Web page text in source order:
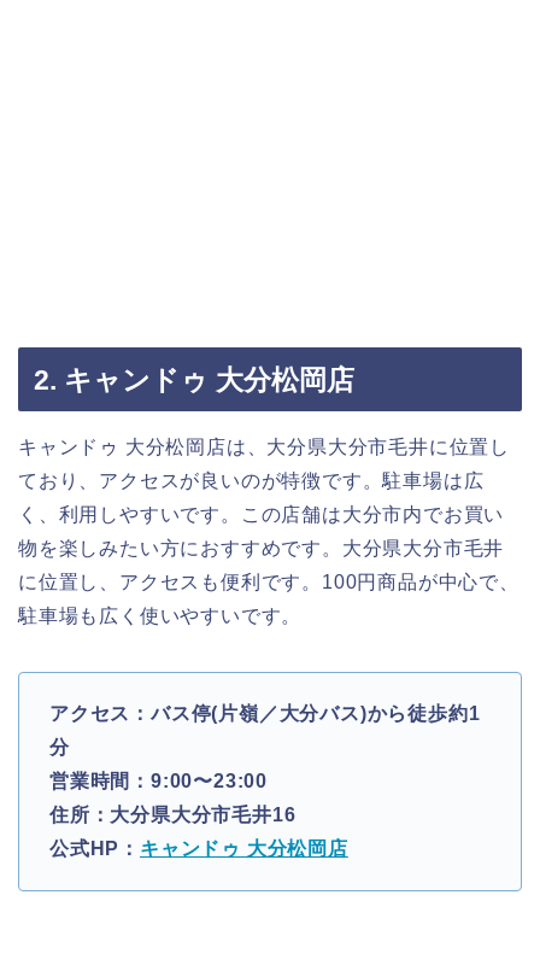
2. キャンドゥ 大分松岡店
キャンドゥ 大分松岡店は、大分県大分市毛井に位置し
ており、アクセスが良いのが特徴です。駐車場は広
く、利用しやすいです。この店舗は大分市内でお買い
物を楽しみたい方におすすめです。大分県大分市毛井
に位置し、アクセスも便利です。100円商品が中心で、
駐車場も広く使いやすいです。
アクセス：バス停(片嶺／大分バス)から徒歩約1
分
営業時間：9:00〜23:00
住所：大分県大分市毛井16
公式HP： キャンドゥ 大分松岡店